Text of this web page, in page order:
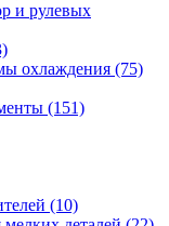
и рулевых
охлаждения (75)
(151)
(10)